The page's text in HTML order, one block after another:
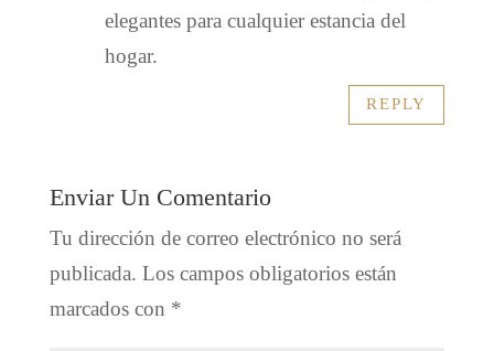
elegantes para cualquier estancia del
hogar.
REPLY
Enviar Un Comentario
Tu dirección de correo electrónico no será
publicada. Los campos obligatorios están
marcados con *